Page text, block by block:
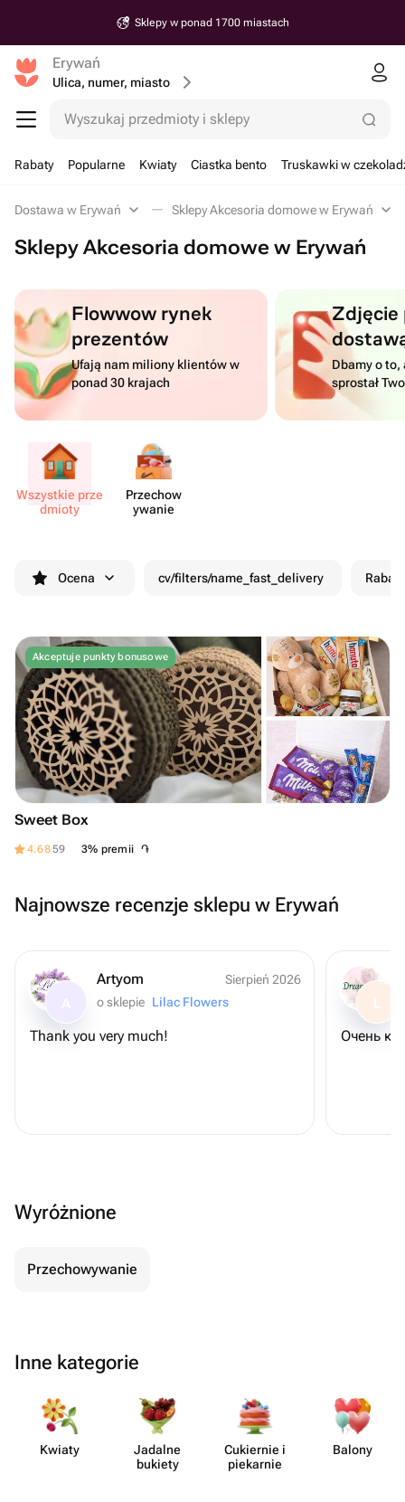
Sklepy w ponad 1700 miastach
Erywań
Ulica, numer, miasto
Wyszukaj przedmioty i sklepy
Rabaty Popularne Kwiaty Ciastka bento Truskawki w
Dostawa w Erywań Sklepy Akcesoria domowe w Erywań
Sklepy Akcesoria domowe w Erywań
Flowwow rynek
prezentów
Ufają nam miliony klientów w
ponad 30 krajach
Dbamy o to,
sprostał
Wszystkie prze​
dmioty
Przechow​
ywanie
Ocena cv/filters/name_fast_delivery Rabaty
Akceptuje punkty bonusowe
Sweet Box
4.6859 3% premii ֏
Najnowsze recenzje sklepu w Erywań
Artyom
Sierpień 2026
o sklepie Lilac Flowers
Thank you very much!
L
Очень
Wyróżnione
Przechowywanie
Inne kategorie
Kwiaty
Jadalne
bukiety
Cukiernie i
piekarnie
Balony